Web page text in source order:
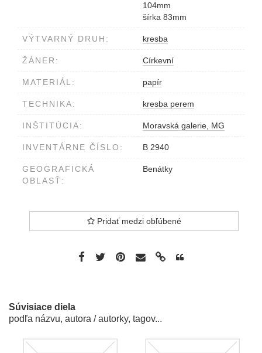
104mm
šírka 83mm
VÝTVARNÝ DRUH: kresba
ŽÁNER: Církevní
MATERIÁL: papír
TECHNIKA: kresba perem
INŠTITÚCIA: Moravská galerie, MG
INVENTÁRNE ČÍSLO: B 2940
GEOGRAFICKÁ
OBLASŤ:
Benátky
Pridať medzi obľúbené
Súvisiace diela
podľa názvu, autora / autorky, tagov...